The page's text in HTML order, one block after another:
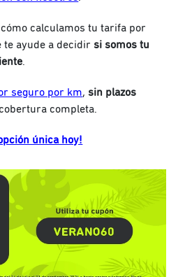
calculamos tu tarifa por
te ayude a decidirsi somos tu
.
seguro por km,sin plazos
completa.
única hoy!